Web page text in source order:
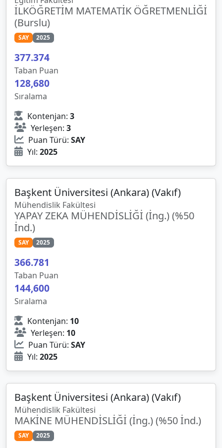
İLKÖĞRETİM MATEMATİK ÖĞRETMENLİĞİ
(Burslu)
SAY 2025
377.374
Taban Puan
128,680
Sıralama
Kontenjan: 3
Yerleşen: 3
Puan Türü: SAY
Yıl: 2025
Başkent Üniversitesi (Ankara) (Vakıf)
Mühendislik Fakültesi
YAPAY ZEKA MÜHENDİSLİĞİ (İng.) (%50
İnd.)
SAY 2025
366.781
Taban Puan
144,600
Sıralama
Kontenjan: 10
Yerleşen: 10
Puan Türü: SAY
Yıl: 2025
Başkent Üniversitesi (Ankara) (Vakıf)
Mühendislik Fakültesi
MAKİNE MÜHENDİSLİĞİ (İng.) (%50 İnd.)
SAY 2025